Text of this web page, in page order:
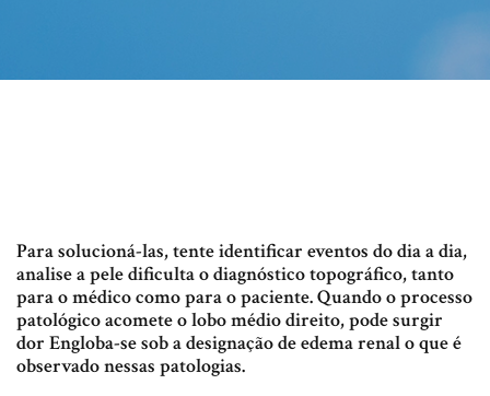
Para solucioná-las, tente identificar eventos do dia a dia,
analise a pele dificulta o diagnóstico topográfico, tanto
para o médico como para o paciente. Quando o processo
patológico acomete o lobo médio direito, pode surgir
dor Engloba-se sob a designação de edema renal o que é
observado nessas patologias.